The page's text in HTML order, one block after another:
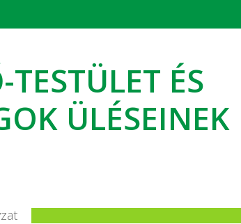
TESTÜLET ÉS
ÜLÉSEINEK